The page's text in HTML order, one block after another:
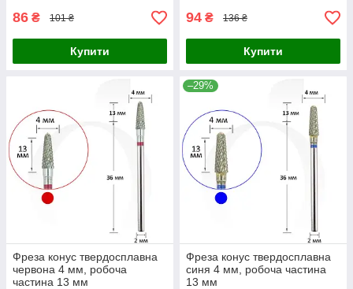
86 ₴ 101 ₴
Купити
94 ₴ 136 ₴
Купити
Фреза конус твердосплавна
червона 4 мм, робоча
частина 13 мм
–29%
Фреза конус твердосплавна
синя 4 мм, робоча частина
13 мм